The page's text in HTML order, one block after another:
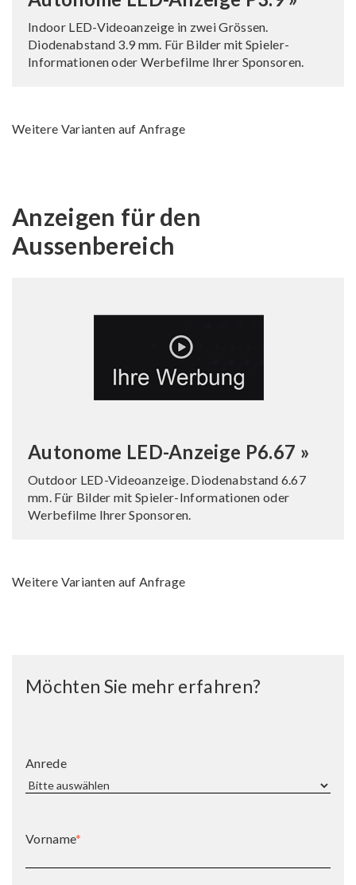
Indoor LED-Videoanzeige in zwei Grössen.
Diodenabstand 3.9 mm. Für Bilder mit Spieler-
Informationen oder Werbefilme Ihrer Sponsoren.
Weitere Varianten auf Anfrage
Anzeigen für den
Aussenbereich
Autonome LED-Anzeige P6.67 »
Outdoor LED-Videoanzeige. Diodenabstand 6.67
mm. Für Bilder mit Spieler-Informationen oder
Werbefilme Ihrer Sponsoren.
Weitere Varianten auf Anfrage
Möchten Sie mehr erfahren?
Anrede
Vorname*